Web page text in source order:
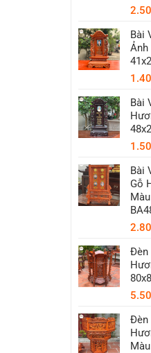
Bài
Ảnh
Bài
Bài
Gỗ
Đèn
Đèn